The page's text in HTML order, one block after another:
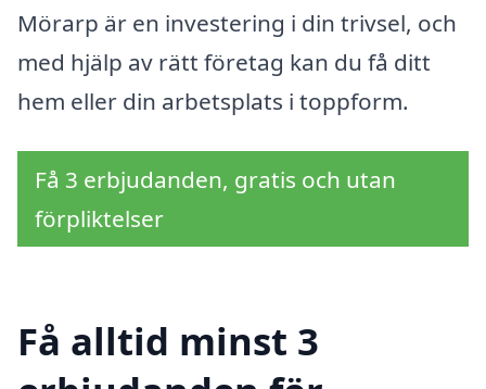
Mörarp är en investering i din trivsel, och
med hjälp av rätt företag kan du få ditt
hem eller din arbetsplats i toppform.
Få 3 erbjudanden, gratis och utan
förpliktelser
Få alltid minst 3